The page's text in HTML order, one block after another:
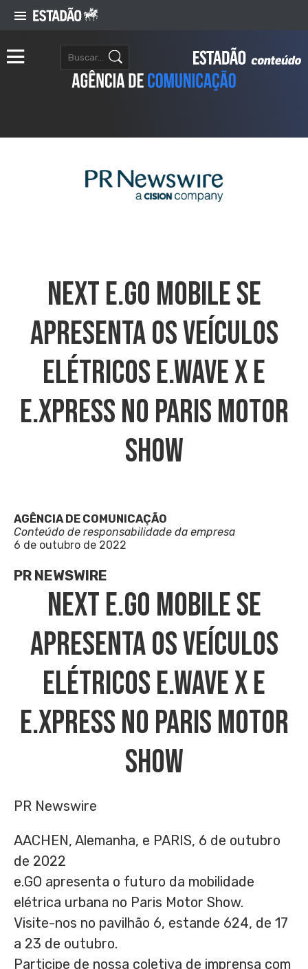
Next E.GO Mobile SE
Apresenta Os Veículos
Elétricos E.wave X E
E.Xpress No Paris Motor
Show
AGÊNCIA DE COMUNICAÇÃO
Conteúdo de responsabilidade da empresa
6 de outubro de 2022
PR NEWSWIRE
Next E.GO Mobile SE
Apresenta Os Veículos
Elétricos E.wave X E
E.Xpress No Paris Motor
Show
PR Newswire
AACHEN, Alemanha, e PARIS, 6 de outubro
de 2022
e.GO apresenta o futuro da mobilidade
elétrica urbana no Paris Motor Show.
Visite-nos no pavilhão 6, estande 624, de 17
a 23 de outubro.
Participe de nossa coletiva de imprensa com